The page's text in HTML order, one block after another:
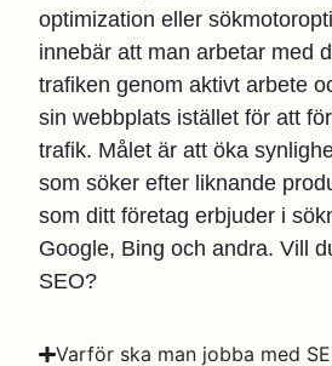
optimization eller
innebär att man arbetar med
trafiken genom aktivt arbete
sin webbplats istället för att
trafik. Målet är att öka
som söker efter liknande
som ditt företag erbjuder i
Google, Bing och andra. Vill
SEO?
Varför ska man jobba med